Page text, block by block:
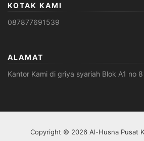
KOTAK KAMI
087877691539
ALAMAT
Kantor Kami di griya syariah Blok A1 no
Copyright © 2026 Al-Husna Pusat